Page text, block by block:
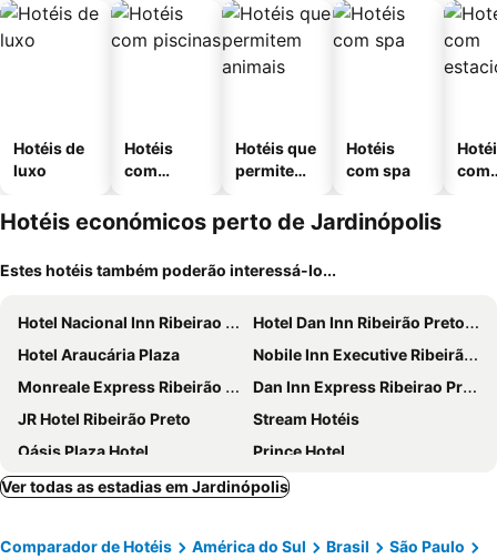
Hotéis de
luxo
Hotéis
com
Hotéis que
permitem
Hotéis
com spa
com
Hotéis económicos perto de Jardinópolis
Estes hotéis também poderão interessá-lo...
Hotel Nacional Inn Ribeirao Preto
Hotel Dan Inn Ribeirão Preto by Nacional Inn
Hotel Araucária Plaza
Nobile Inn Executive Ribeirão Preto
Monreale Express Ribeirão Preto
Dan Inn Express Ribeirao Preto
JR Hotel Ribeirão Preto
Stream Hotéis
Oásis Plaza Hotel
Prince Hotel
Rp Hotel
Shangrila
Aurora Hotel
Hotel Santa Marta
Ver todas as estadias em Jardinópolis
Comparador de Hotéis América do Sul Brasil
São Paulo